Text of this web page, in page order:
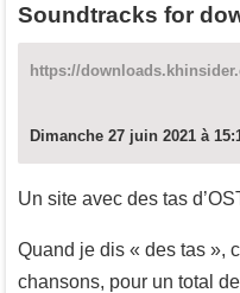
Soundtracks for
https://
Dimanche 27 juin 2021 à
Un site avec des tas
Quand je dis « des tas »,
chansons, pour un total